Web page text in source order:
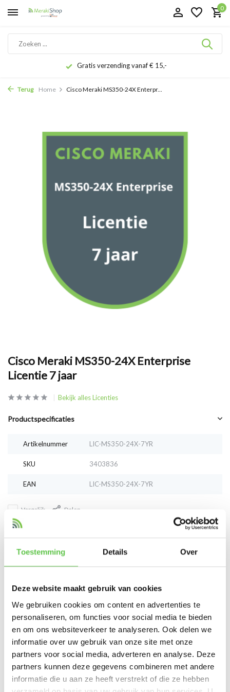
Toestemming Details Over
Deze website maakt gebruik van cookies
We gebruiken cookies om content en advertenties te
personaliseren, om functies voor social media te bieden
en om ons websiteverkeer te analyseren. Ook delen we
informatie over uw gebruik van onze site met onze
partners voor social media, adverteren en analyse. Deze
partners kunnen deze gegevens combineren met andere
informatie die u aan ze heeft verstrekt of die ze hebben
0
Gratis verzending vanaf € 15,-
Terug Home Cisco Meraki MS350-24X Enterpr...
Cisco Meraki MS350-24X Enterprise
Licentie 7 jaar
Bekijk alles Licenties
Productspecificaties
Artikelnummer LIC-MS350-24X-7YR
SKU 3403836
EAN LIC-MS350-24X-7YR
Vergelijk Delen
Reviews
Er zijn nog geen reviews geschreven over dit product..
Schrijf je eigen review
Tags
3403836 7 Year Cloud Managed Enterprise